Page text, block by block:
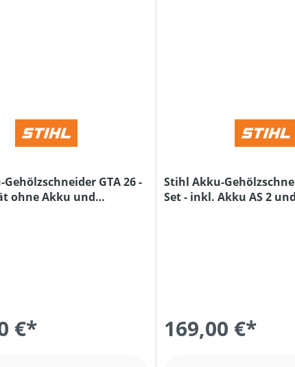
GTA 26 -
ohne Akku und
€*
Stihl Akku-
Set - inkl. Akku AS 2
169,00 €*